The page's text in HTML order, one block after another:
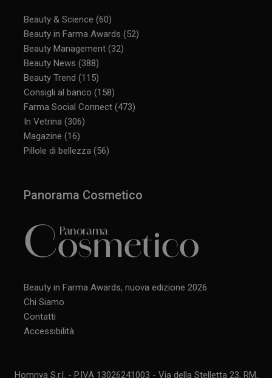
Beauty & Science (60)
Beauty in Farma Awards (52)
Beauty Management (32)
Beauty News (388)
Beauty Trend (115)
Consigli al banco (158)
Farma Social Connect (473)
In Vetrina (306)
Magazine (16)
Pillole di bellezza (56)
Panorama Cosmetico
Beauty in Farma Awards, nuova edizione 2026
Chi Siamo
Contatti
Accessibilità
Homnya S.r.l. - P.IVA 13026241003 - Via della Stelletta 23, RM,